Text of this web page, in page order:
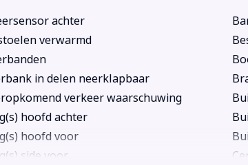
achter
verwarmd
in delen neerklapbaar
verkeer waarschuwing
hoofd achter
hoofd voor
side voor